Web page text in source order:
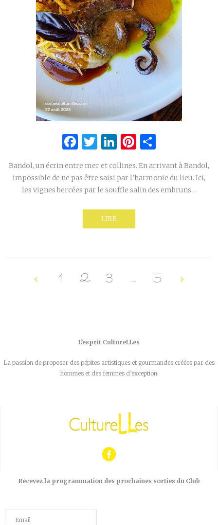
Facebook
Twitter
LinkedIn
Pinterest
Bandol, un écrin entre mer et collines. En arrivant à Bandol,
impossible de ne pas être saisi par l’harmonie du lieu. Ici,
les vignes bercées par le souffle salin des embruns…
LIRE
1 2 3 … 5
L’esprit CultureLLes
La passion de proposer des pépites artistiques et gourmandes créées par des
hommes et des femmes d’exception.
Recevez la programmation des prochaines sorties du Club